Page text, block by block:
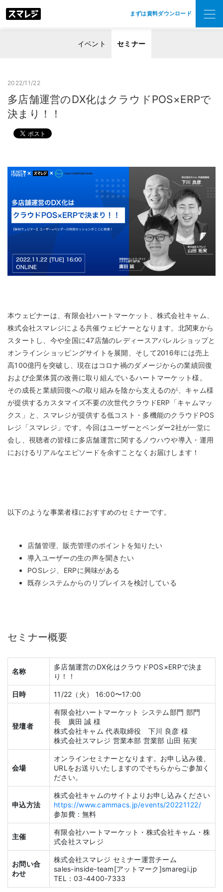
まずは資料ダウンロード
イベント セミナー
2022/11/22
多店舗運営のDX化はクラウドPOS×ERPで
決まり！！
本ウェビナーは、有限会社ハートマーケット、株式会社キャム、
株式会社スマレジによる共催ウェビナーとなります。北関東から
スタートし、今や全国に47店舗のレディースアパレルショップと
オンラインショッピングサイトを展開、そして2016年には売上
高100億円を突破し、現在はコロナ禍のダメージからの業績回復
および企業体質の改善に取り組んでいるハートマーケット様。
その成長と業績回復への取り組みを陰から支えるのが、キャム様
が提供するカスタマイズ不要の次世代クラウドERP「キャムマッ
クス」と、スマレジが提供する低コスト・多機能のクラウドPOS
レジ「スマレジ」です。今回はユーザーとベンダー2社が一堂に
会し、視聴者の皆様に多店舗運営に関するノウハウや導入・運用
におけるリアルなエピソードを余すことなくお届けします！
以下のような事業者様におすすめのセミナーです。
店舗管理、販売管理のポイントを知りたい
導入ユーザーの生の声を聞きたい
POSレジ、ERPに興味がある
既存システムからのリプレイスを検討している
セミナー概要
名称
多店舗運営のDX化はクラウドPOS×ERPで決ま
り！！
日時 11/22（火） 16:00〜17:00
登壇者
有限会社ハートマーケット システム部門 部門
長 廣田 誠 様
株式会社キャム 代表取締役 下川 良彦 様
株式会社スマレジ 営業本部 営業部 山田 拓実
会場
オンラインセミナーとなります。お申し込み後、
URLをお送りいたしますのでそちらからご参加く
ださい。
申込方法
株式会社キャムのサイトよりお申し込みください
https://www.cammacs.jp/events/20221122/
参加費：無料
主催
有限会社ハートマーケット・株式会社キャム・株
式会社スマレジ
お問い合
わせ
株式会社スマレジ セミナー運営チーム
sales-inside-team[アットマーク]smaregi.jp
TEL：03-4400-7333